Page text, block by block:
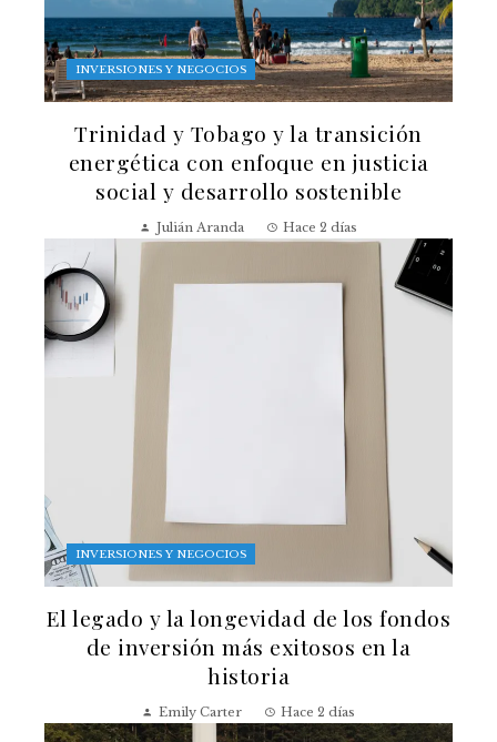
INVERSIONES Y NEGOCIOS
Trinidad y Tobago y la transición
energética con enfoque en justicia
social y desarrollo sostenible
Julián Aranda Hace 2 días
INVERSIONES Y NEGOCIOS
El legado y la longevidad de los fondos
de inversión más exitosos en la
historia
Emily Carter Hace 2 días